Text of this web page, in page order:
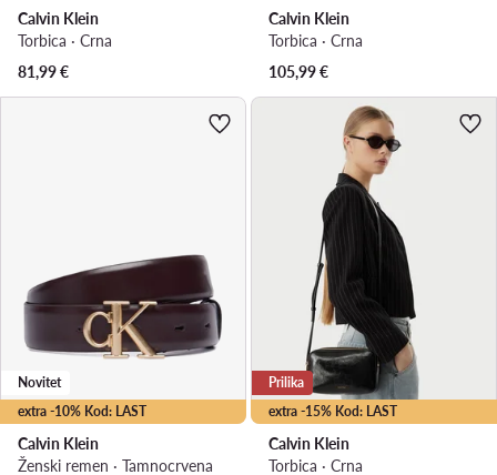
Calvin Klein
Torbica · Crna
81,99€
Calvin Klein
Torbica · Crna
105,99€
extra -10% Kod: LAST
Novitet
Calvin Klein
Ženski remen · Tamnocrvena
extra -15% Kod: LAST
Prilika
Calvin Klein
Torbica · Crna